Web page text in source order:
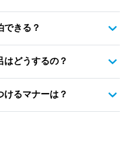
できる？
はどうするの？
けるマナーは？